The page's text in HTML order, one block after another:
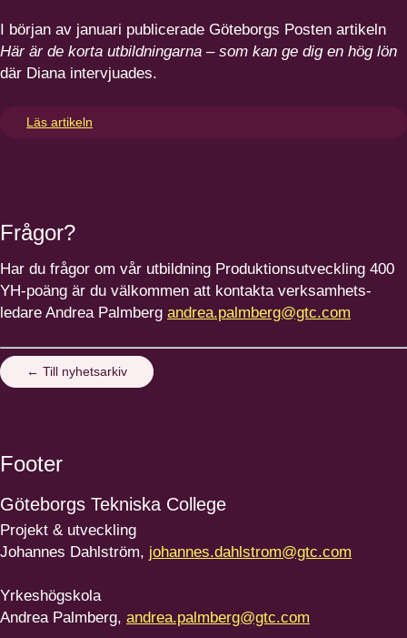
I början av januari publicerade Göteborgs Posten artikeln
Här är de korta utbild­ningarna – som kan ge dig en hög lön
där Diana intervjuades.
Läs artikeln
Frågor?
Har du frågor om vår utbildning Produk­tions­ut­veckling 400
YH-poäng är du välkommen att kontakta verksam­hets­
ledare Andrea Palmberg andrea.​palmberg@​gtc.​com
← Till nyhetsarkiv
Footer
Göteborgs Tekniska College
Projekt & utveckling
Johannes Dahlström, johannes.dahlstrom@gtc.com
Yrkeshögskola
Andrea Palmberg, andrea.palmberg@gtc.com